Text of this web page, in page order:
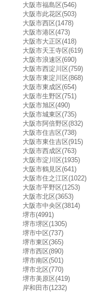
大阪市福島区(546)
大阪市此花区(503)
大阪市西区(1478)
大阪市港区(473)
大阪市大正区(418)
大阪市天王寺区(619)
大阪市浪速区(690)
大阪市西淀川区(759)
大阪市東淀川区(868)
大阪市東成区(654)
大阪市生野区(751)
大阪市旭区(490)
大阪市城東区(735)
大阪市阿倍野区(832)
大阪市住吉区(738)
大阪市東住吉区(915)
大阪市西成区(763)
大阪市淀川区(1935)
大阪市鶴見区(641)
大阪市住之江区(1022)
大阪市平野区(1253)
大阪市北区(3653)
大阪市中央区(3814)
堺市(4991)
堺市堺区(1305)
堺市中区(737)
堺市東区(365)
堺市西区(890)
堺市南区(501)
堺市北区(770)
堺市美原区(419)
岸和田市(1232)